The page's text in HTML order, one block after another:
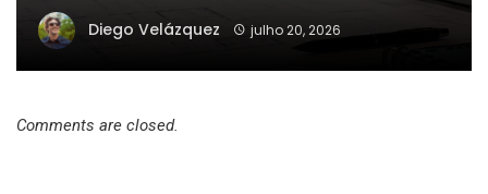
Diego Velázquez julho 20, 2026
Comments are closed.